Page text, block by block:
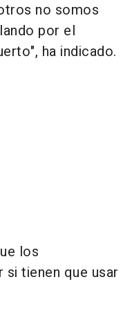
no somos
por el
ha indicado.
los
tienen que usar